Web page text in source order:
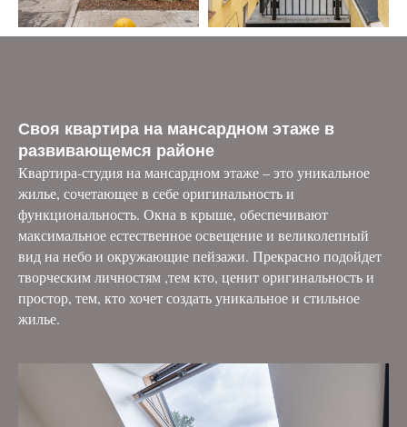
Своя квартира на мансардном этаже в
развивающемся районе
Квартира-студия на мансардном этаже – это уникальное
жилье, сочетающее в себе оригинальность и
функциональность. Окна в крыше, обеспечивают
максимальное естественное освещение и великолепный
вид на небо и окружающие пейзажи. Прекрасно подойдет
творческим личностям ,тем кто, ценит оригинальность и
простор, тем, кто хочет создать уникальное и стильное
жилье.